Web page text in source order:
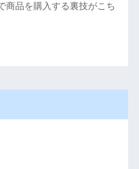
商品を購入する裏技がこち